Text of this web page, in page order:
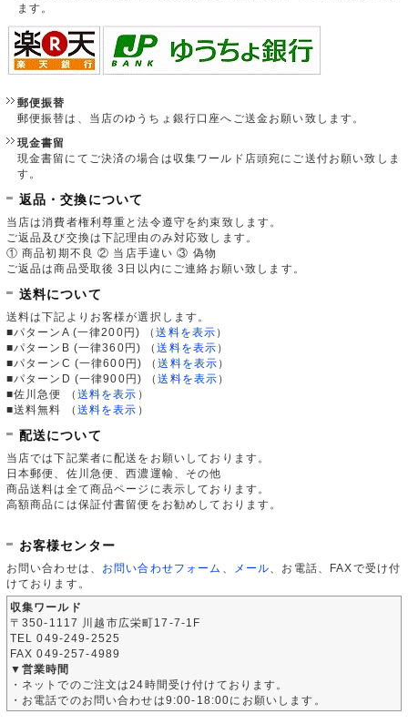
ます。
郵便振替
郵便振替は、当店のゆうちょ銀行口座へご送金お願い致します。
現金書留
現金書留にてご決済の場合は収集ワールド店頭宛にご送付お願い致しま
す。
返品・交換について
当店は消費者権利尊重と法令遵守を約束致します。
ご返品及び交換は下記理由のみ対応致します。
① 商品初期不良 ② 当店手違い ③ 偽物
ご返品は商品受取後 3日以内にご連絡お願い致します。
送料について
送料は下記よりお客様が選択します。
■パターンA (一律200円)
（送料を表示 ）
■パターンB (一律360円)
（送料を表示 ）
■パターンC (一律600円)
（送料を表示 ）
■パターンD (一律900円)
（送料を表示 ）
■佐川急便
（ 送料を表示 ）
■送料無料
（ 送料を表示 ）
配送について
当店では下記業者に配送をお願いしております。
日本郵便、佐川急便、西濃運輸、その他
商品送料は全て商品ページに表示しております。
高額商品には保証付書留便をお勧めしております。
お客様センター
お問い合わせは、 お問い合わせフォーム メール 、お電話、FAXで受け付
けております。
収集ワールド
〒350-1117 川越市広栄町17-7-1F
TEL 049-249-2525
FAX 049-257-4989
▼営業時間
・ネットでのご注文は24時間受け付けております。
・お電話でのお問い合わせは9:00-18:00にお願いします。